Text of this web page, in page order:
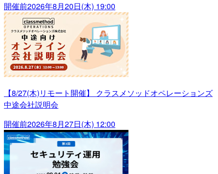
開催前2026年8月20日(木) 19:00
【8/27(木)リモート開催】 クラスメソッドオペレーションズ
中途会社説明会
開催前2026年8月27日(木) 12:00